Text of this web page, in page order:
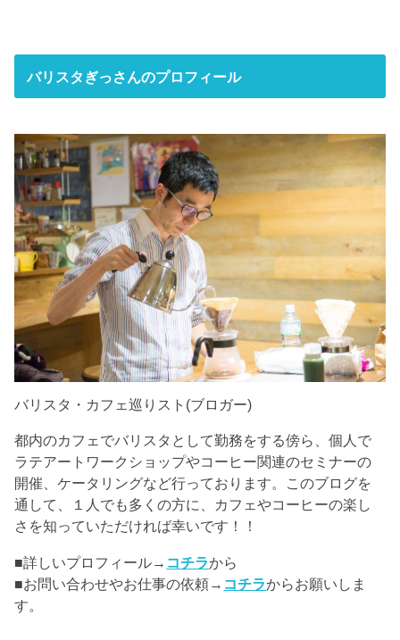
バリスタぎっさんのプロフィール
バリスタ・カフェ巡りスト(ブロガー)
都内のカフェでバリスタとして勤務をする傍ら、個人で
ラテアートワークショップやコーヒー関連のセミナーの
開催、ケータリングなど行っております。このブログを
通して、１人でも多くの方に、カフェやコーヒーの楽し
さを知っていただければ幸いです！！
■詳しいプロフィール→ コチラから
■お問い合わせやお仕事の依頼→ コチラからお願いしま
す。